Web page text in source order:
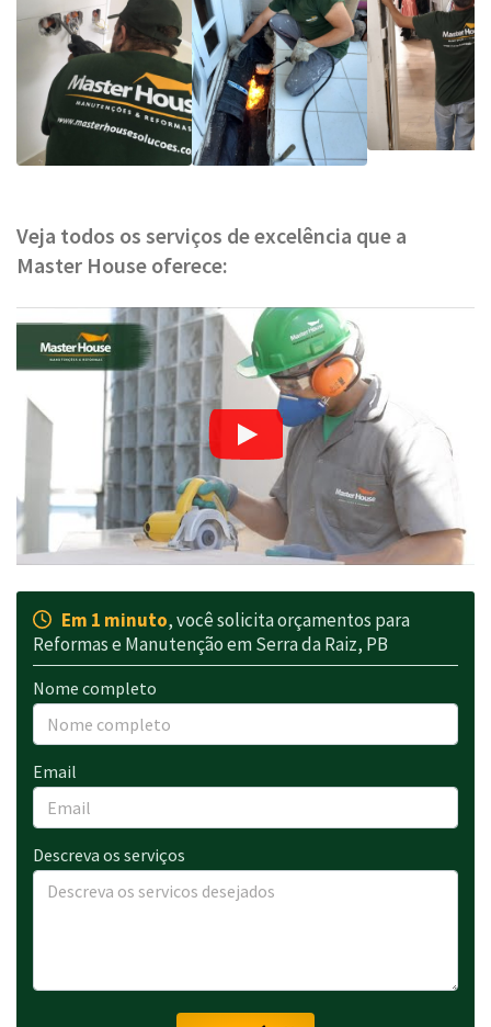
Veja todos os serviços de excelência que a
Master House oferece:
Em 1 minuto, você solicita orçamentos para
Reformas e Manutenção em Serra da Raiz, PB
Nome completo
Email
Descreva os serviços